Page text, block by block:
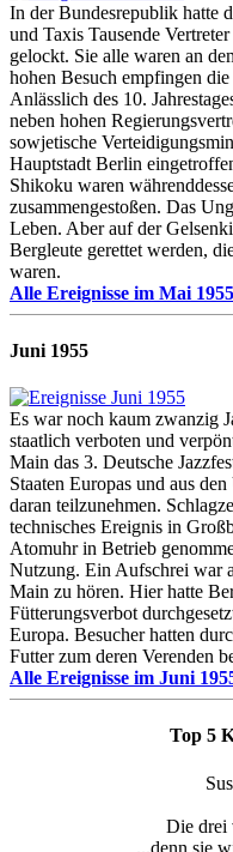
In der Bundesrepublik hatte
und Taxis Tausende
gelockt. Sie alle waren an
hohen Besuch empfingen
Anlässlich des 10.
neben hohen
sowjetische
Hauptstadt Berlin
Shikoku waren
zusammengestoßen. Das
Leben. Aber auf der
Bergleute gerettet werden,
waren.
Alle Ereignisse im Mai 1955
Juni 1955
Es war noch kaum zwanzig
staatlich verboten und
Main das 3. Deutsche
Staaten Europas und aus
daran teilzunehmen.
technisches Ereignis in
Atomuhr in Betrieb
Nutzung. Ein Aufschrei war
Main zu hören. Hier hatte
Fütterungsverbot
Europa. Besucher hatten
Futter zum deren Verenden
Alle Ereignisse im Juni
Top 5
Die drei
...denn sie